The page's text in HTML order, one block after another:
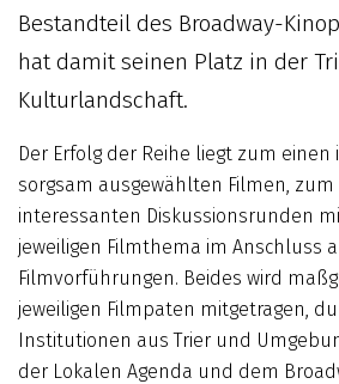
Bestandteil des Broadway-
hat damit seinen Platz in der
Kulturlandschaft.
Der Erfolg der Reihe liegt zum
sorgsam ausgewählten Filmen,
interessanten Diskussionsrunden
jeweiligen Filmthema im Anschluss
Filmvorführungen. Beides wird
jeweiligen Filmpaten mitgetragen,
Institutionen aus Trier und
der Lokalen Agenda und dem